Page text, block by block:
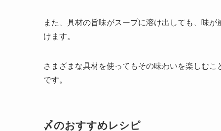
また、具材の旨味がスープに溶け出しても、味
けます。
さまざまな具材を使ってもその味わいを楽しむ
です。
〆のおすすめレシピ